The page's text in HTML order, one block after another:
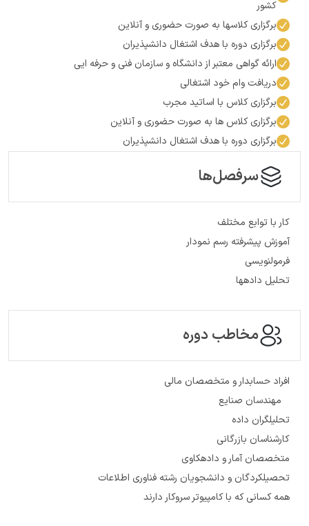
کشور
برگزاری کلاس­ها به صورت حضوری و آنلاین
برگزاری دوره با هدف اشتغال دانش­پذیران
ارائه گواهی معتبر از دانشگاه و سازمان فنی و حرفه ایی
دریافت وام خود اشتغالی
برگزاری کلاس با اساتید مجرب
برگزاری کلاس ها به صورت حضوری و آنلاین
برگزاری دوره با هدف اشتغال دانشپذیران
سرفصل‌ها
کار با توابع مختلف
آموزش پیشرفته رسم نمودار
فرمول­نویسی
تحلیل داده­ها
مخاطب دوره
افراد حسابدار و متخصصان مالی
مهندسان صنایع
تحلیل­گران داده
کارشناسان بازرگانی
متخصصان آمار و داده­کاوی
تحصیل­کردگان و دانشجویان رشته فناوری اطلاعات
همه کسانی که با کامپیوتر سروکار دارند